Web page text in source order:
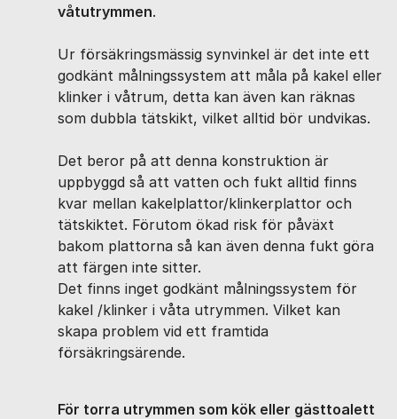
våtutrymmen.
Ur försäkringsmässig synvinkel är det inte ett
godkänt målningssystem att måla på kakel eller
klinker i våtrum, detta kan även kan räknas
som dubbla tätskikt, vilket alltid bör undvikas.
Det beror på att denna konstruktion är
uppbyggd så att vatten och fukt alltid finns
kvar mellan kakelplattor/klinkerplattor och
tätskiktet. Förutom ökad risk för påväxt
bakom plattorna så kan även denna fukt göra
att färgen inte sitter.
Det finns inget godkänt målningssystem för
kakel /klinker i våta utrymmen. Vilket kan
skapa problem vid ett framtida
försäkringsärende.
För torra utrymmen som kök eller gästtoalett